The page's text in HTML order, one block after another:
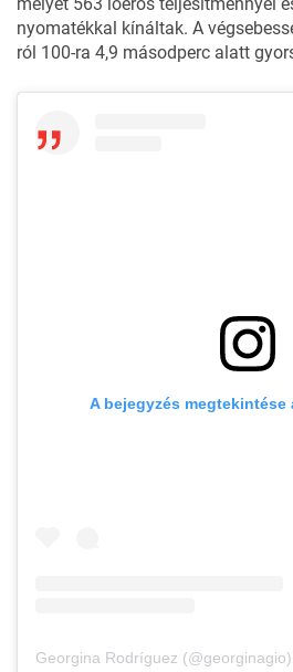
nyomatékkal kínáltak. A
ról 100-ra 4,9 másodperc alatt
A bejegyzés megtekintése